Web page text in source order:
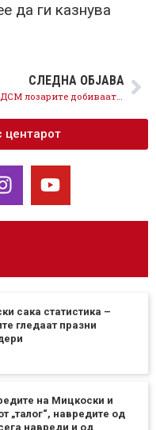
да ги казнува
СЛЕДНА ОБЈАВА
Со СДСМ лозарите добиваат уште поголема поддршка, 9.600 денари по хектар и 100% зелена нафта
центарот
сака статистика –
гледаат празни
на Мицкоски и
„талог“, навредите од
навреди и од